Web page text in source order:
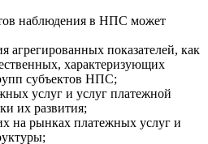
наблюдения в НПС может
агрегированных показателей, как
характеризующих
субъектов НПС;
услуг и услуг платежной
их развития;
на рынках платежных услуг и